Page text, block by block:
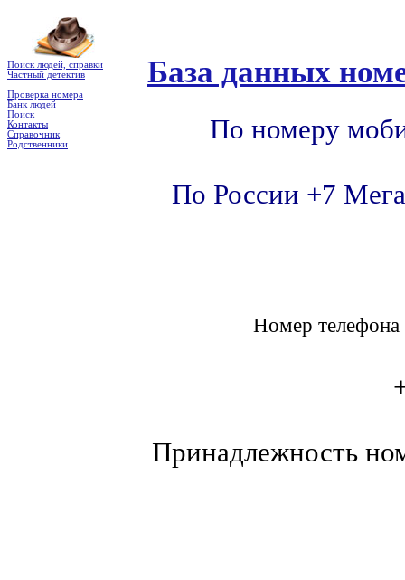
Поиск людей, справки
Частный детектив
Проверка номера
Банк людей
Поиск
Контакты
Справочник
Родственники
База данных
По номеру
По России +7
Номер
Принадлежность